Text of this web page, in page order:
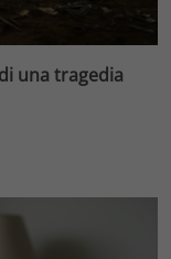
una tragedia